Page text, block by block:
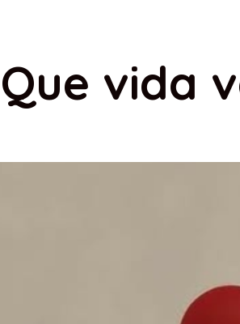
Que vida